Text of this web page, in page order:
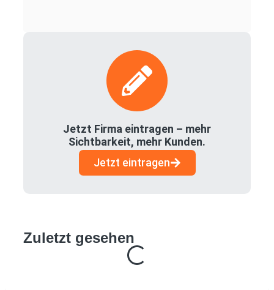
Jetzt Firma eintragen – mehr
Sichtbarkeit, mehr Kunden.
Jetzt eintragen
Zuletzt gesehen
Wird geladen …